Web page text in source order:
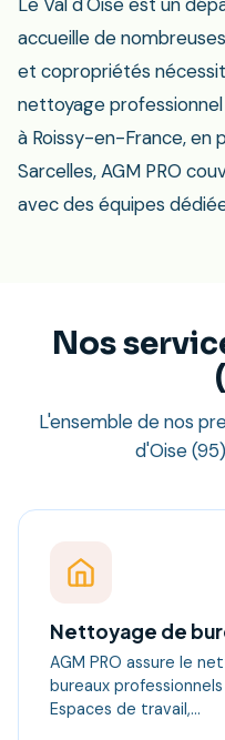
accueille de
et copropriétés
nettoyage
à Roissy-en-France, en
Sarcelles, AGM PRO
avec des équipes
Nos
L'ensemble de nos
d'Oise
Nettoyage de
AGM PRO assure le
bureaux
Espaces de travail,…